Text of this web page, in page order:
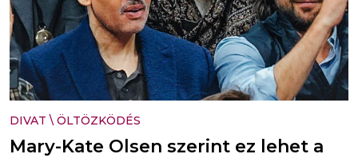
DIVAT \ ÖLTÖZKÖDÉS
Mary-Kate Olsen szerint ez lehet a